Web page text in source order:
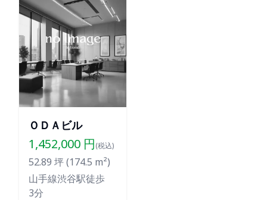
ＯＤＡビル
1,452,000 円(税込)
52.89 坪 (174.5 m²)
山手線渋谷駅徒歩
3分